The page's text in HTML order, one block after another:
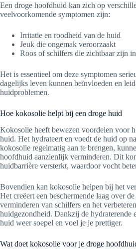
Een droge hoofdhuid kan zich op
veelvoorkomende symptomen zijn:
Irritatie en roodheid van de huid
Jeuk die ongemak veroorzaakt
Roos of schilfers die zichtbaar zijn
Het is essentieel om deze symptomen
dagelijks leven kunnen beïnvloeden en
huidproblemen.
Hoe kokosolie helpt bij een droge huid
Kokosolie heeft bewezen voordelen voor
huid. Het hydrateert en voedt de huid op
kokosolie regelmatig aan te brengen,
hoofdhuid aanzienlijk verminderen. Dit
huidbarrière versterkt, waardoor vocht
Bovendien kan kokosolie helpen bij het
Het creëert een beschermende laag over
verminderen van schilfers en het
huidgezondheid. Dankzij de hydraterende
huid weer soepel en voel je je prettiger.
Wat doet kokosolie voor je droge